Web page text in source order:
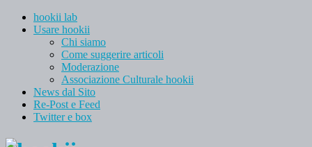
hookii lab
Usare hookii
Chi siamo
Come suggerire articoli
Moderazione
Associazione Culturale hookii
News dal Sito
Re-Post e Feed
Twitter e box